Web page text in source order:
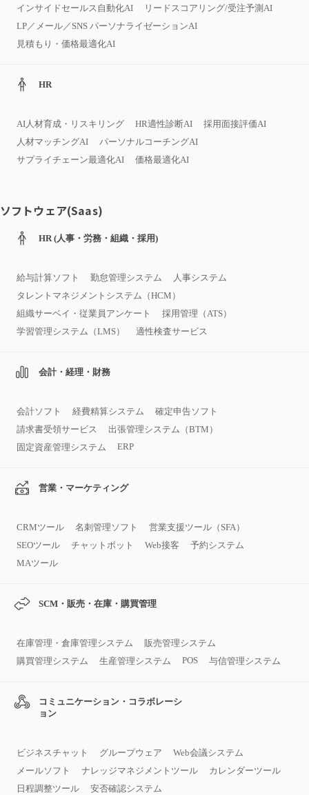
インサイドセールス自動化AI
リードスコアリング/受注予測AI
LP／メール／SNS パーソナライゼーションAI
見積もり・価格最適化AI
HR
AI人材育成・リスキリング HR適性診断AI
採用面接評価AI
人材マッチングAI
パーソナルコーチングAI
サプライチェーン最適化AI
価格最適化AI
ソフトウェア(Saas)
HR (人事・労務・組織・採用)
給与計算ソフト 勤怠管理システム
人事システム
タレントマネジメントシステム（HCM）
組織サーベイ・従業員アンケート
採用管理（ATS）
学習管理システム（LMS）
適性検査サービス
会計・経理・財務
会計ソフト 経費精算システム
確定申告ソフト
請求書受領サービス
出張管理システム（BTM）
固定資産管理システム
ERP
営業・マーケティング
CRMツール 名刺管理ソフト
営業支援ツール（SFA）
SEOツール
チャットボット Web接客
予約システム
MAツール
SCM・販売・在庫・購買管理
在庫管理・倉庫管理システム
販売管理システム
購買管理システム
生産管理システム POS 与信管理システム
コミュニケーション・コラボレーシ
ョン
ビジネスチャット グループウェア
Web会議システム
メールソフト
ナレッジマネジメントツール
カレンダーツール
日程調整ツール
安否確認システム